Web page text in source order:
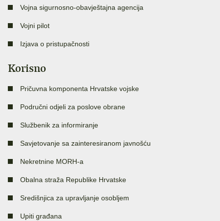
Vojna sigurnosno-obavještajna agencija
Vojni pilot
Izjava o pristupačnosti
Korisno
Pričuvna komponenta Hrvatske vojske
Područni odjeli za poslove obrane
Službenik za informiranje
Savjetovanje sa zainteresiranom javnošću
Nekretnine MORH-a
Obalna straža Republike Hrvatske
Središnjica za upravljanje osobljem
Upiti građana